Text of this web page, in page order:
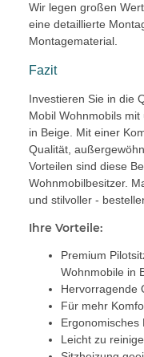
Wir legen großen
eine detaillierte
Montagematerial.
Fazit
Investieren Sie in die
Mobil Wohnmobils
in Beige. Mit einer
Qualität,
Vorteilen sind diese
Wohnmobilbesitzer.
und stilvoller -
Ihre Vorteile:
Premium
Wohnmobile in
Hervorragende
Für mehr
Ergonomisches
Leicht zu